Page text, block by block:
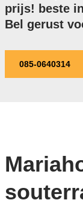
prijs! beste
Bel gerust
085-0640314